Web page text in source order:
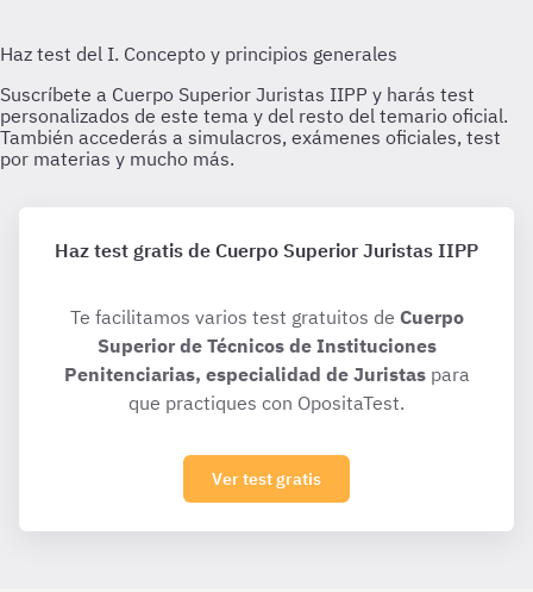
Haz test gratis de Cuerpo Superior Juristas IIPP
Te facilitamos varios test gratuitos de Cuerpo
Superior de Técnicos de Instituciones
Penitenciarias, especialidad de Juristaspara
que practiques con OpositaTest.
Ver test gratis